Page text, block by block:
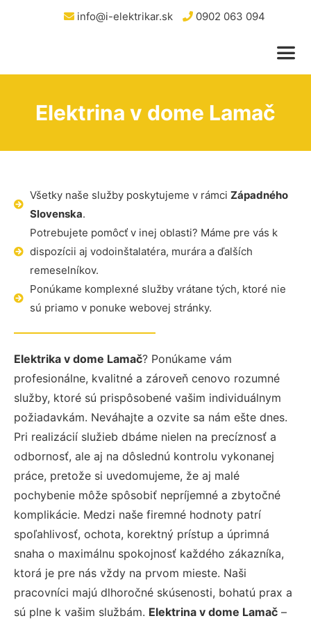
info@i-elektrikar.sk 0902 063 094
Elektrina v dome Lamač
Všetky naše služby poskytujeme v rámci Západného
Slovenska.
Potrebujete pomôcť v inej oblasti? Máme pre vás k
dispozícii aj vodoinštalatéra, murára a ďalších
remeselníkov.
Ponúkame komplexné služby vrátane tých, ktoré nie
sú priamo v ponuke webovej stránky.
Elektrika v dome Lamač? Ponúkame vám
profesionálne, kvalitné a zároveň cenovo rozumné
služby, ktoré sú prispôsobené vašim individuálnym
požiadavkám. Neváhajte a ozvite sa nám ešte dnes.
Pri realizácií služieb dbáme nielen na precíznosť a
odbornosť, ale aj na dôslednú kontrolu vykonanej
práce, pretože si uvedomujeme, že aj malé
pochybenie môže spôsobiť nepríjemné a zbytočné
komplikácie. Medzi naše firemné hodnoty patrí
spoľahlivosť, ochota, korektný prístup a úprimná
snaha o maximálnu spokojnosť každého zákazníka,
ktorá je pre nás vždy na prvom mieste. Naši
pracovníci majú dlhoročné skúsenosti, bohatú prax a
sú plne k vašim službám. Elektrina v dome Lamač –